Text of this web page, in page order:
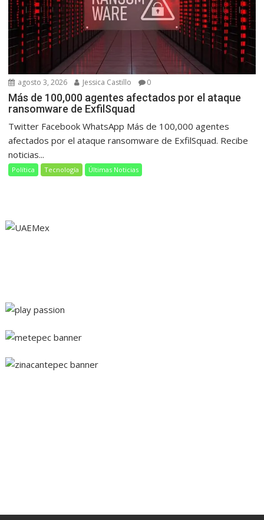
agosto 3, 2026 Jessica Castillo 0
Más de 100,000 agentes afectados por el ataque
ransomware de ExfilSquad
Twitter Facebook WhatsApp Más de 100,000 agentes
afectados por el ataque ransomware de ExfilSquad. Recibe
noticias...
Política Tecnología Últimas Noticias